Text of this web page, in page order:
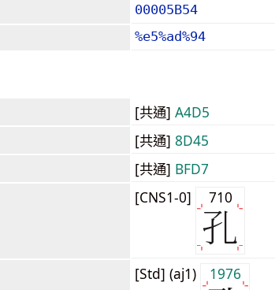
00005B54
%e5%ad%94
[共通] A4D5
[共通] 8D45
[共通] BFD7
[CNS1-0] 710
[Std] (aj1) 1976